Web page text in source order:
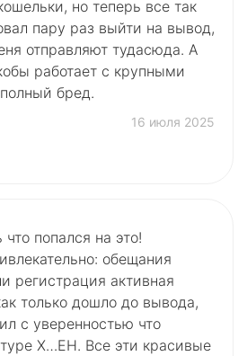
но теперь все так
пару раз выйти на вывод,
отправляют тудасюда. А
работает с крупными
бред.
16 июля 2025
попался на это!
обещания
регистрация активная
только дошло до вывода,
с уверенностью что
Х…ЕН. Все эти красивые